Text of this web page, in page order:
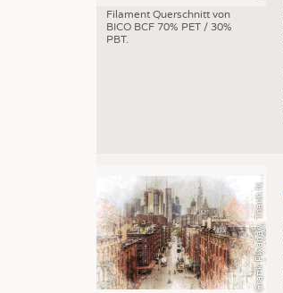
KRÜGER PERSONAL HEADHUNTING
PRAKTIKA & AUSBILDUNGEN
DAUNENCHECK
Filament Querschnitt von
BICO BCF 70% PET / 30%
PBT.
r
a
f
i
k
P
i
x
a
b
a
y
,
T
h
a
n
h
N
g
u
y
e
n
S
l